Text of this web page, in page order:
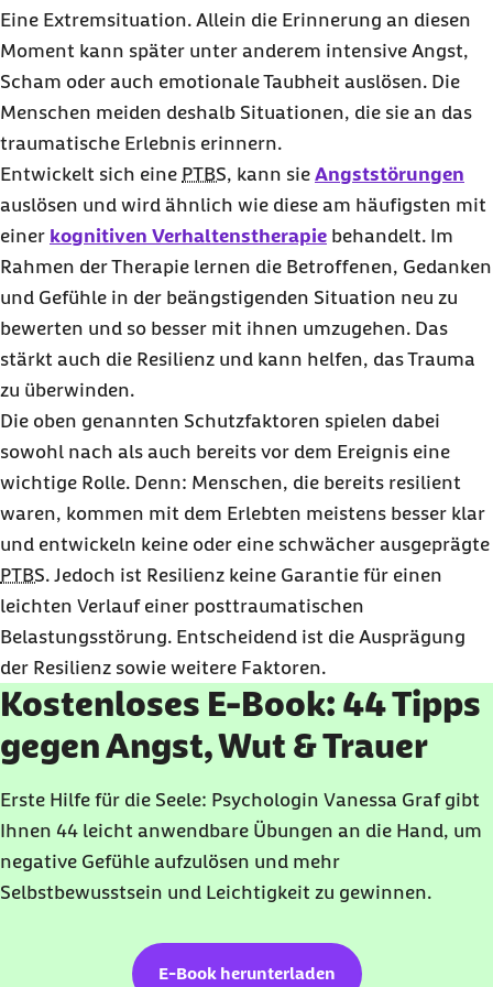
Eine Extremsituation. Allein die Erinnerung an diesen
Moment kann später unter anderem intensive Angst,
Scham oder auch emotionale Taubheit auslösen. Die
Menschen meiden deshalb Situationen, die sie an das
traumatische Erlebnis erinnern.
Entwickelt sich eine PTBS, kann sie Angststörungen
auslösen und wird ähnlich wie diese am häufigsten mit
einer kognitiven Verhaltenstherapie behandelt. Im
Rahmen der Therapie lernen die Betroffenen, Gedanken
und Gefühle in der beängstigenden Situation neu zu
bewerten und so besser mit ihnen umzugehen. Das
stärkt auch die Resilienz und kann helfen, das Trauma
zu überwinden.
Die oben genannten Schutzfaktoren spielen dabei
sowohl nach als auch bereits vor dem Ereignis eine
wichtige Rolle. Denn: Menschen, die bereits resilient
waren, kommen mit dem Erlebten meistens besser klar
und entwickeln keine oder eine schwächer ausgeprägte
PTBS. Jedoch ist Resilienz keine Garantie für einen
leichten Verlauf einer posttraumatischen
Belastungsstörung. Entscheidend ist die Ausprägung
der Resilienz sowie weitere Faktoren.
Kostenloses E-Book: 44 Tipps
gegen Angst, Wut & Trauer
Erste Hilfe für die Seele: Psychologin Vanessa Graf gibt
Ihnen 44 leicht anwendbare Übungen an die Hand, um
negative Gefühle aufzulösen und mehr
Selbstbewusstsein und Leichtigkeit zu gewinnen.
E-Book herunterladen